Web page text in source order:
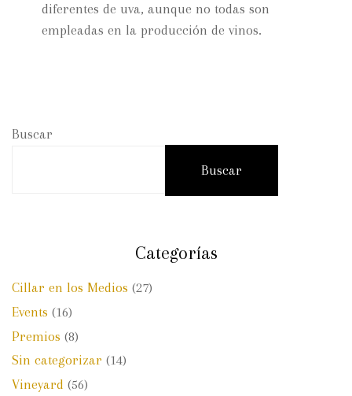
diferentes de uva, aunque no todas son
empleadas en la producción de vinos.
Buscar
Buscar
Categorías
Cillar en los Medios (27)
Events (16)
Premios (8)
Sin categorizar (14)
Vineyard (56)